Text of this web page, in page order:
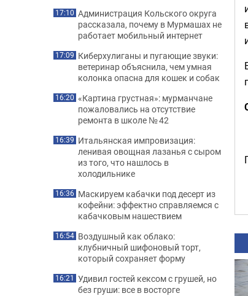
17:10 Администрация Кольского округа
рассказала, почему в Мурмашах не
работает мобильный интернет
17:09 Киберхулиганы и пугающие звуки:
ветеринар объяснила, чем умная
колонка опасна для кошек и собак
16:20 «Картина грустная»: мурманчане
пожаловались на отсутствие
ремонта в школе № 42
16:39 Итальянская импровизация:
ленивая овощная лазанья с сыром
из того, что нашлось в
холодильнике
16:36 Маскируем кабачки под десерт из
кофейни: эффектно справляемся с
кабачковым нашествием
16:54 Воздушный как облако:
клубничный шифоновый торт,
который сохраняет форму
16:21 Удивил гостей кексом с грушей, но
без груши: все в восторге